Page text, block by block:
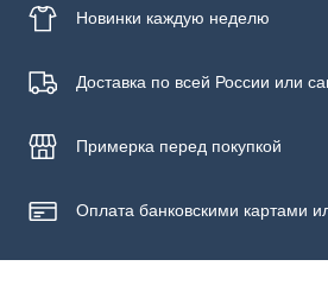
Новинки каждую неделю
Доставка по всей России или
Примерка перед покупкой
Оплата банковскими картами